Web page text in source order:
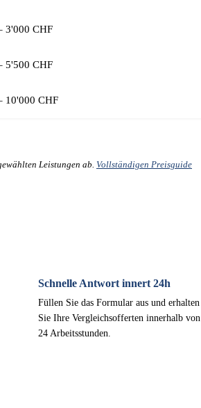
3'000 CHF
5'500 CHF
10'000 CHF
Leistungen ab. Vollständigen Preisguide
Schnelle Antwort innert 24h
Füllen Sie das Formular aus und erhalten
Sie Ihre Vergleichsofferten innerhalb von
24 Arbeitsstunden.